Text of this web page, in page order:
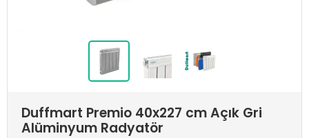
Duffmart Premio 40x227 cm Açık Gri
Alüminyum Radyatör